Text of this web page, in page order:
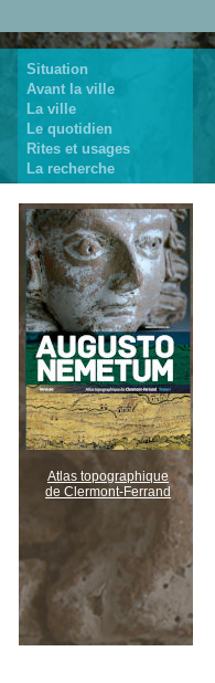
Situation
Avant la ville
La ville
Le quotidien
Rites et usages
La recherche
Atlas topographique
de Clermont-Ferrand